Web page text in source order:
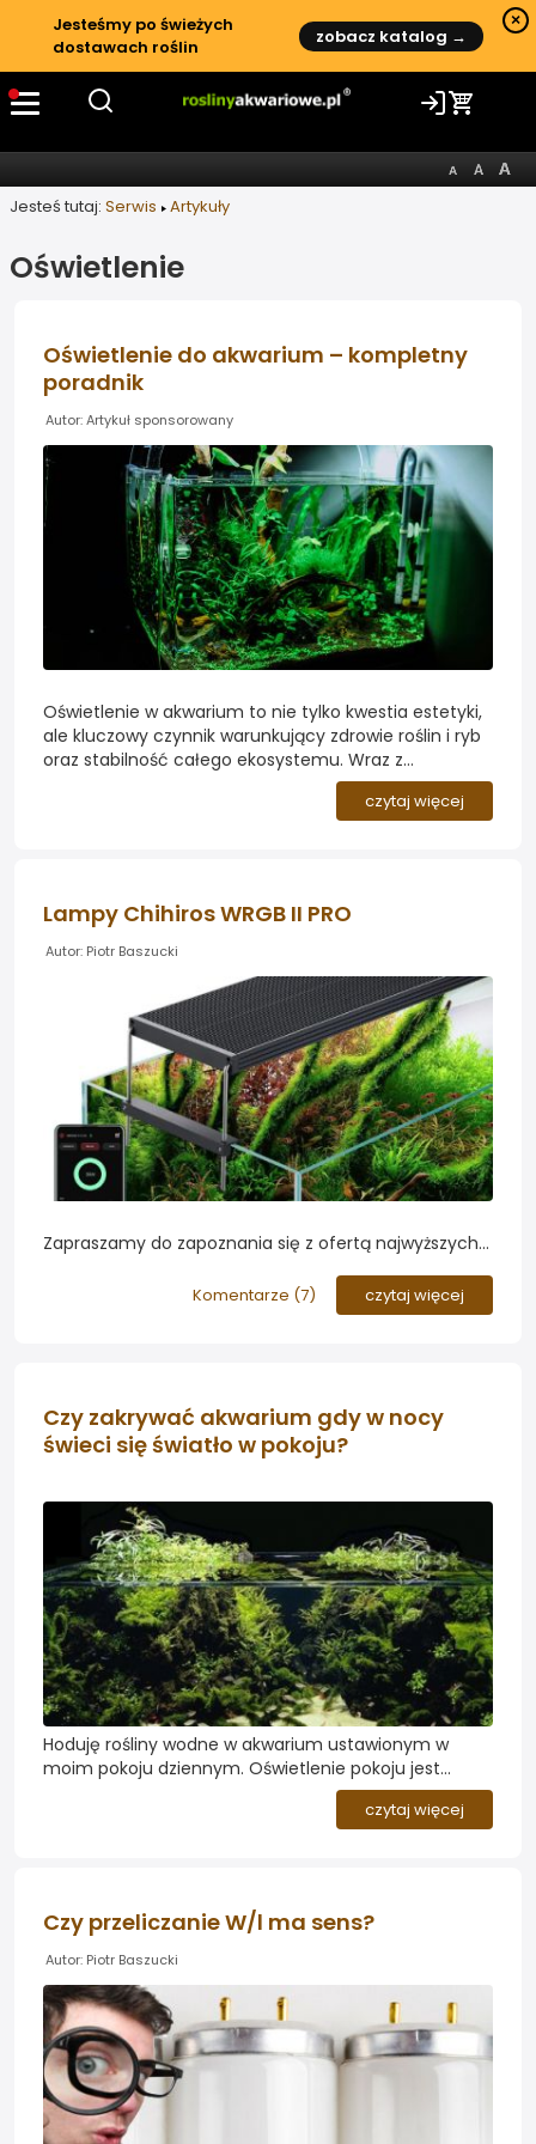
Jesteśmy po świeżych
dostawach roślin
zobacz katalog →
×
Jesteś tutaj: Serwis Artykuły
Oświetlenie
Oświetlenie do akwarium – kompletny
poradnik
Autor: Artykuł sponsorowany
Oświetlenie w akwarium to nie tylko kwestia estetyki,
ale kluczowy czynnik warunkujący zdrowie roślin i ryb
oraz stabilność całego ekosystemu. Wraz z
popularyzacją lamp LED zmieniło się podejście do
parametrów światła: zamiast prostego przelicznika
czytaj więcej
Lampy Chihiros WRGB II PRO
Autor: Piotr Baszucki
Zapraszamy do zapoznania się z ofertą najwyższych
przeznaczone dla najbardziej wymagających
Komentarze (7) czytaj więcej
Czy zakrywać akwarium gdy w nocy
świeci się światło w pokoju?
Hoduję rośliny wodne w akwarium ustawionym w
moim pokoju dziennym. Oświetlenie pokoju jest
włączone nawet po wygaszeniu zbiornika. Czy
powinienem w jakiś sposób zasłaniać akwarium w
czytaj więcej
Czy przeliczanie W/l ma sens?
Autor: Piotr Baszucki